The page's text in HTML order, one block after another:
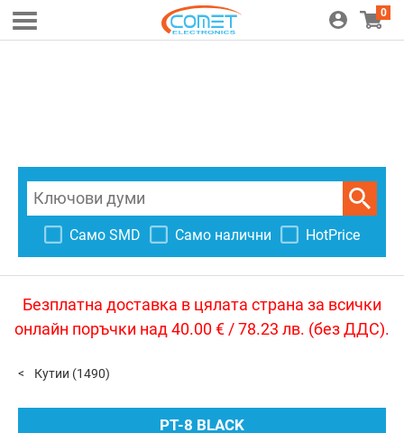
0
Само SMD Само налични HotPrice
Безплатна доставка в цялата страна за всички
онлайн поръчки над 40.00 € / 78.23 лв. (без ДДС).
Кутии (1490)
PT-8 BLACK